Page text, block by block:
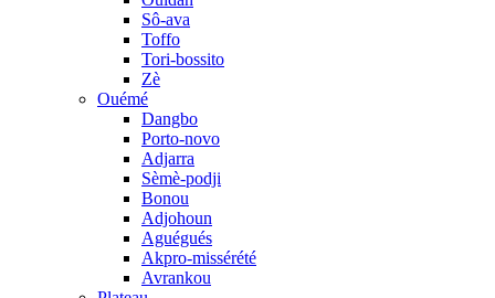
Sô-ava
Toffo
Tori-bossito
Zè
Ouémé
Dangbo
Porto-novo
Adjarra
Sèmè-podji
Bonou
Adjohoun
Aguégués
Akpro-missérété
Avrankou